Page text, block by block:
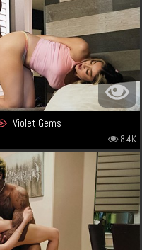
Violet Gems
8.4K